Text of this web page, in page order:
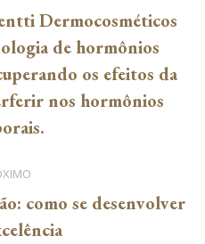
Post
anterior:
Dermocosméticos
de hormônios
os efeitos da
nos hormônios
Próximo
post:
como se desenvolver